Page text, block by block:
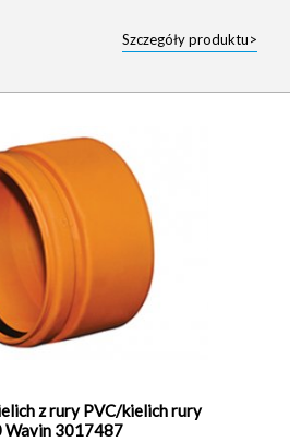
Szczegóły produktu>
z rury PVC/kielich rury
Wavin 3017487